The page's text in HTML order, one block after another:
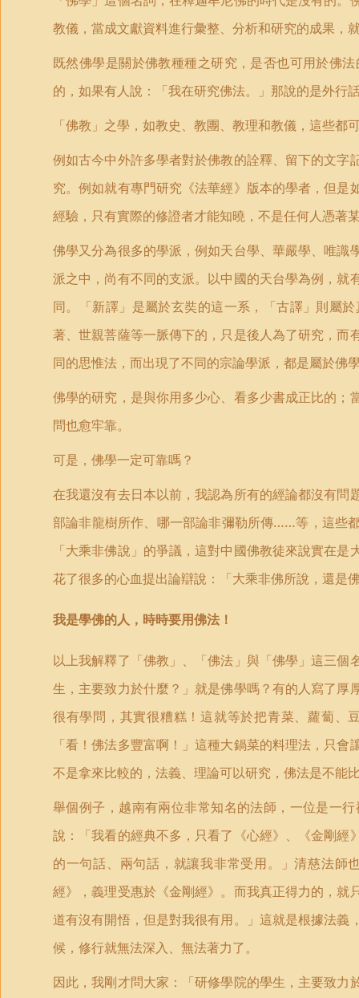
教儀，當成文獻資料進行彙整、分析和研究的成果，
既然佛學是關於佛教種種之研究，是否也可用於佛
的，如果有人說：「我在研究佛法。」那說的是外行
「佛教」之學，如教史、教團、教理和教儀，這些都
例如古今中外許多學者對於佛教的詮釋、留下的文
究。例如就有專門研究《法華經》版本的學者，但
經驗，只有實際的修證者才能知曉，不是任何人憑著
佛學又分為很多的學派，例如天台學、華嚴學、唯
派之中，尚有不同的支派。以中國的天台學為例，
同。「新譯」是屬於玄奘的這一系，「古譯」則屬
著、世親菩薩等一脈傳下的，只是後人為了研究，
同的思惟法，而出現了不同的宗論學派，都是屬於佛
佛學的研究，是與你用多少心、看多少書成正比的
問也愈牢靠。
可是，佛學一定可靠嗎？
在我還沒有去日本以前，我認為所有的經論都沒有
部論非龍樹所作、哪一部論非彌勒所傳……等，這些
「大乘非佛說」的爭議，這對中國佛教徒來說實在
花了很多的心血提出論辯說：「大乘非佛所說，還是
我是學佛的人，時時要用佛法！
以上我解釋了「佛教」、「佛法」與「佛學」這三
生，主要致力於什麼？」就是佛學嗎？有的人寫了
很有學問，其實很糟糕！這就等於把青菜、蘿蔔、
「看！佛法多豐富啊！」這種大鍋菜的料理法，只
不是拿來比較的，法義、理論可以研究，佛法是不能
舉個例子，越南有兩位非常知名的法師，一位是一
說：「我看的經典不多，只看了《心經》、《金剛
的一句話、兩句話，就讓我非常受用。」清慈法師
經》，義理受惠於《金剛經》。而我真正得力的，
道有沒有開悟，但是對我很有用。」這就是根據法
候，修行就無法深入、無法著力了。
因此，我剛才問大家：「研修學院的學生，主要致